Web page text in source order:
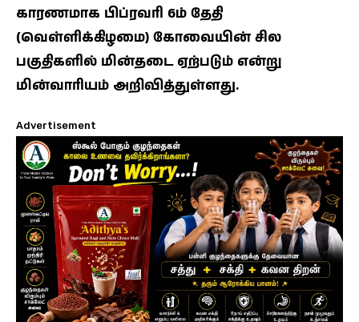
காரணமாக பிப்ரவரி 6ம் தேதி
(வெள்ளிக்கிழமை) கோவையின் சில
பகுதிகளில் மின்தடை ஏற்படும் என்று
மின்வாரியம் அறிவித்துள்ளது.
Advertisement